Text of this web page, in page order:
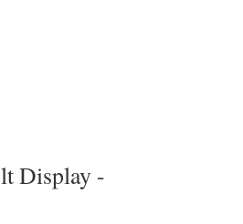
Display -